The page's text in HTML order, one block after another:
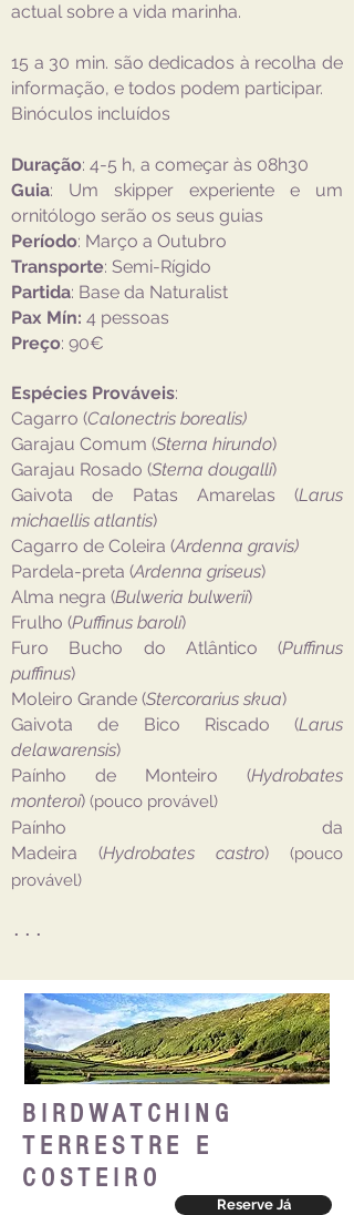
actual sobre a vida marinha.
15 a 30 min. são dedicados à recolha de
informação, e todos podem participar.
Binóculos incluídos
Duração: 4-5 h, a começar às 08h30
Guia: Um skipper experiente e um
ornitólogo serão os seus guias
Período: Março a Outubro
Transporte: Semi-Rígido
Partida: Base da Naturalist
Pax Mín: 4 pessoas
Preço: 90€
Espécies Prováveis:
Cagarro (Calonectris borealis)
Garajau Comum (Sterna hirundo)
Garajau Rosado (Sterna dougalli)
Gaivota de Patas Amarelas (Larus
michaellis atlantis)
Cagarro de Coleira (Ardenna gravis)
Pardela-preta (Ardenna griseus)
Alma negra (Bulweria bulwerii)
Frulho (Puffinus baroli)
Furo Bucho do Atlântico (Puffinus
puffinus)
Moleiro Grande (Stercorarius skua)
Gaivota de Bico Riscado (Larus
delawarensis)
Paínho de Monteiro (Hydrobates
monteroi) (pouco provável)
Paínho da
Madeira (Hydrobates castro) (pouco
provável)
...
BIRDWATCHING
TERRESTRE E
COSTEIRO
Reserve Já